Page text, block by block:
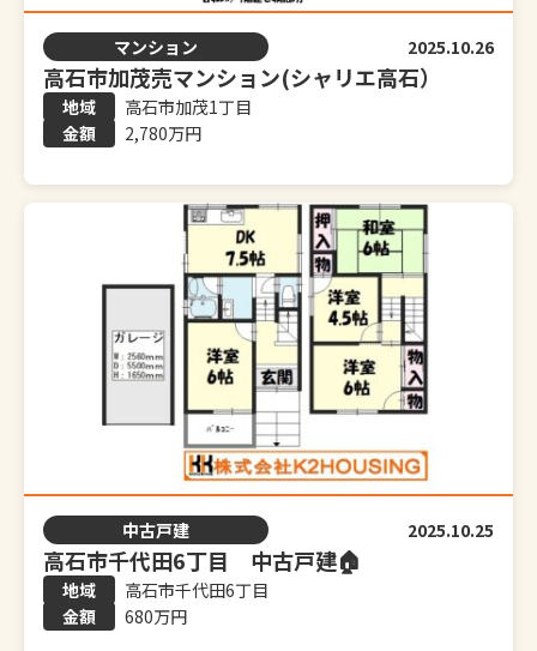
マンション 2025.10.26
高石市加茂売マンション(シャリエ高石）
高石市加茂1丁目
2,780万円
中古戸建 2025.10.25
高石市千代田6丁目 中古戸建🏠
高石市千代田6丁目
680万円